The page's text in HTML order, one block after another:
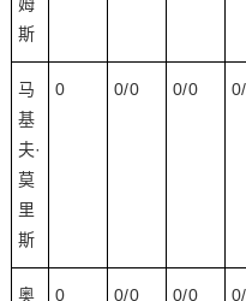
斯
马
基
夫·
莫
里
斯
0 0/0 0/0
奥 0 0/0 0/0